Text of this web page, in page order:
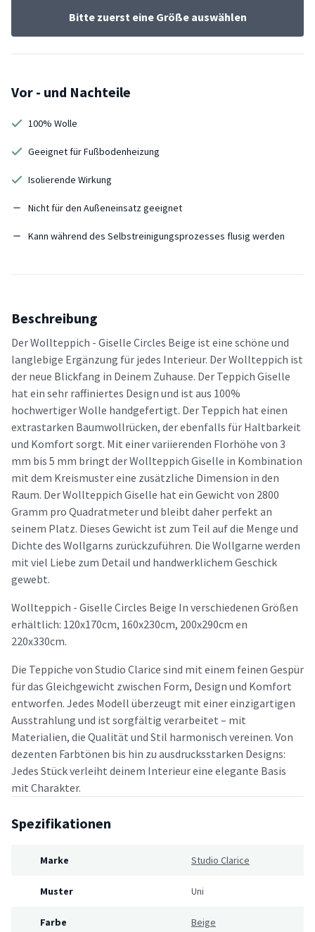
Bitte zuerst eine Größe auswählen
Vor - und Nachteile
100% Wolle
Geeignet für Fußbodenheizung
Isolierende Wirkung
Nicht für den Außeneinsatz geeignet
Kann während des Selbstreinigungsprozesses flusig werden
Beschreibung
Der Wollteppich - Giselle Circles Beige ist eine schöne und
langlebige Ergänzung für jedes Interieur. Der Wollteppich ist
der neue Blickfang in Deinem Zuhause. Der Teppich Giselle
hat ein sehr raffiniertes Design und ist aus 100%
hochwertiger Wolle handgefertigt. Der Teppich hat einen
extrastarken Baumwollrücken, der ebenfalls für Haltbarkeit
und Komfort sorgt. Mit einer variierenden Florhöhe von 3
mm bis 5 mm bringt der Wollteppich Giselle in Kombination
mit dem Kreismuster eine zusätzliche Dimension in den
Raum. Der Wollteppich Giselle hat ein Gewicht von 2800
Gramm pro Quadratmeter und bleibt daher perfekt an
seinem Platz. Dieses Gewicht ist zum Teil auf die Menge und
Dichte des Wollgarns zurückzuführen. Die Wollgarne werden
mit viel Liebe zum Detail und handwerklichem Geschick
gewebt.
Wollteppich - Giselle Circles Beige In verschiedenen Größen
erhältlich: 120x170cm, 160x230cm, 200x290cm en
220x330cm.
Die Teppiche von Studio Clarice sind mit einem feinen Gespür
für das Gleichgewicht zwischen Form, Design und Komfort
entworfen. Jedes Modell überzeugt mit einer einzigartigen
Ausstrahlung und ist sorgfältig verarbeitet – mit
Materialien, die Qualität und Stil harmonisch vereinen. Von
dezenten Farbtönen bis hin zu ausdrucksstarken Designs:
Jedes Stück verleiht deinem Interieur eine elegante Basis
mit Charakter.
Spezifikationen
Marke Studio Clarice
Muster Uni
Farbe Beige